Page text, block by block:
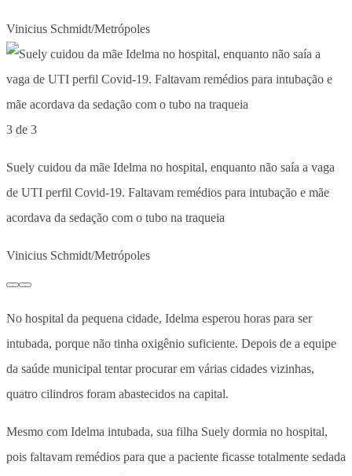
Vinicius Schmidt/Metrópoles
3 de 3
Suely cuidou da mãe Idelma no hospital, enquanto não saía a vaga
de UTI perfil Covid-19. Faltavam remédios para intubação e mãe
acordava da sedação com o tubo na traqueia
Vinicius Schmidt/Metrópoles
No hospital da pequena cidade, Idelma esperou horas para ser
intubada, porque não tinha oxigênio suficiente. Depois de a equipe
da saúde municipal tentar procurar em várias cidades vizinhas,
quatro cilindros foram abastecidos na capital.
Mesmo com Idelma intubada, sua filha Suely dormia no hospital,
pois faltavam remédios para que a paciente ficasse totalmente sedada